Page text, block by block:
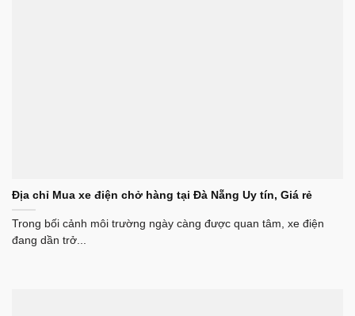
Địa chỉ Mua xe điện chở hàng tại Đà Nẵng Uy tín, Giá rẻ
Trong bối cảnh môi trường ngày càng được quan tâm, xe điện
đang dần trở...